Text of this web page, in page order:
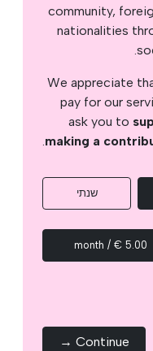
community,
nationalities
We appreciate
pay for our
ask you to
making a
.
שנתי
5.00 € / month
Continue →